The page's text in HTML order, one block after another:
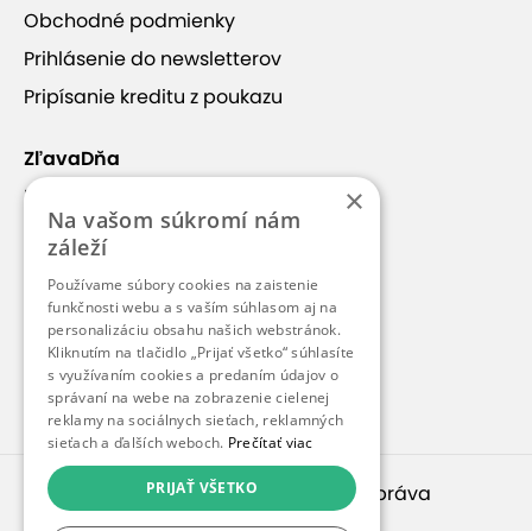
Zobraziť viac
Inovatívna vzdelávacia
platforma
platforma zameraná na rozvoj technologických a
logických zručností detí a mládeže. Zameriava sa
na praktické a moderné IT témy ako
programovanie, robotika, 3D modelovanie, grafický
dizajn či umelá inteligencia.Kurzy sú navrhnuté
hravou a interaktívnou formou, prispôsobené
veku a schopnostiam detí.
Každé dieťa pracuje s vlastným počítačom a
študijným materiálom, čo mu umožňuje naplno
sústrediť a rozvíjať v bezpečnom prostredí.
prebiehajú v popoludňajších hodinách alebo cez
víkendy, takže sa dajúľahko skombinovať so
Kontakt
Obchodné podmienky
Prihlásenie do newsletterov
Pripísanie kreditu z poukazu
ZľavaDňa
Náš príbeh
Kontakt
Kariéra
Blog
Pre médiá
Pre partnerov
© 2010 – 2026inspirago s. r. o.
. Všetky práva
vyhradené.
×
Na vašom súkromí nám
záleží
Používame súbory cookies na zaistenie
funkčnosti webu a s vaším súhlasom aj na
personalizáciu obsahu našich webstránok.
Kliknutím na tlačidlo „Prijať všetko“ súhlasíte
s využívaním cookies a predaním údajov o
správaní na webe na zobrazenie cielenej
reklamy na sociálnych sieťach, reklamných
sieťach a ďalších weboch. Prečítať viac
PRIJAŤ VŠETKO